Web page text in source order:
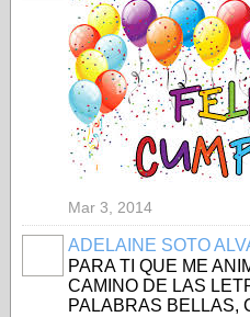
Mar 3, 2014
ADELAINE SOTO
PARA TI QUE ME
CAMINO DE LAS
PALABRAS BELLAS,